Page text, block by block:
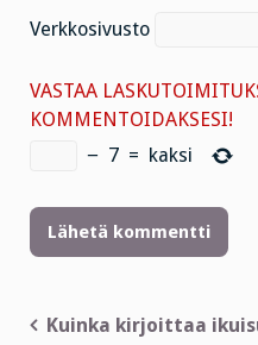
Verkkosivusto
VASTAA
KOMMENTOIDAKSESI!
− 7 = kaksi
Artikkelien
Kuinka kirjoittaa